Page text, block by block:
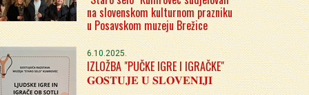
na slovenskom kulturnom prazniku
u Posavskom muzeju Brežice
6.10.2025.
IZLOŽBA "PUČKE IGRE I IGRAČKE"
𝐆𝐎𝐒𝐓𝐔𝐉𝐄 𝐔 𝐒𝐋𝐎𝐕𝐄𝐍𝐈𝐉𝐈